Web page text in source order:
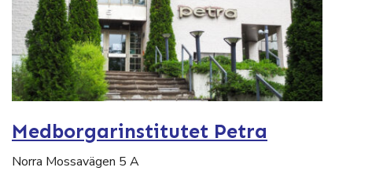
Medborgarinstitutet Petra
Norra Mossavägen 5 A